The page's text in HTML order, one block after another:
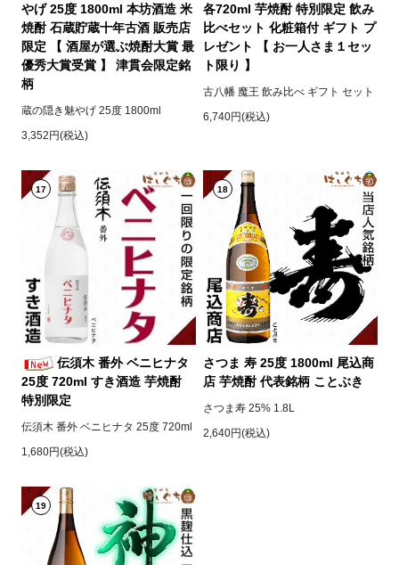
やげ 25度 1800ml 本坊酒造 米
焼酎 石蔵貯蔵十年古酒 販売店
限定 【 酒屋が選ぶ焼酎大賞 最
優秀大賞受賞 】 津貫会限定銘
柄
蔵の隠き魅やげ 25度 1800ml
3,352円(税込)
各720ml 芋焼酎 特別限定 飲み
比べセット 化粧箱付 ギフト プ
レゼント 【 お一人さま１セッ
ト限り 】
古八幡 魔王 飲み比べ ギフト セット
6,740円(税込)
17
伝須木 番外 ベニヒナタ
25度 720ml すき酒造 芋焼酎
特別限定
伝須木 番外 ベニヒナタ 25度 720ml
1,680円(税込)
18
さつま 寿 25度 1800ml 尾込商
店 芋焼酎 代表銘柄 ことぶき
さつま寿 25% 1.8L
2,640円(税込)
19